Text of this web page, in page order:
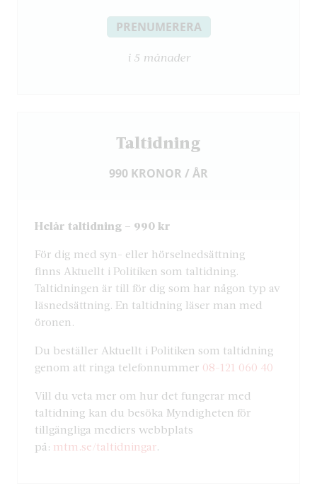
PRENUMERERA
i 5 månader
Taltidning
990 KRONOR / ÅR
Helår taltidning – 990 kr
För dig med syn- eller hörselnedsättning
finns Aktuellt i Politiken som taltidning.
Taltidningen är till för dig som har någon typ av
läsnedsättning. En taltidning läser man med
öronen.
Du beställer Aktuellt i Politiken som taltidning
genom att ringa telefonnummer 08-121 060 40
Vill du veta mer om hur det fungerar med
taltidning kan du besöka Myndigheten för
tillgängliga mediers webbplats
på: mtm.se/taltidningar.